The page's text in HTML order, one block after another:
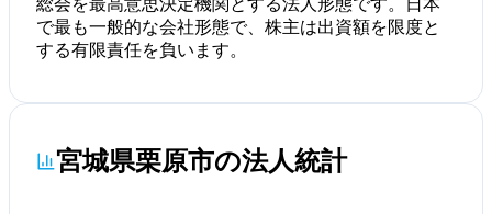
総会を最高意思決定機関とする法人形態です。日本
で最も一般的な会社形態で、株主は出資額を限度と
する有限責任を負います。
宮城県栗原市の法人統計